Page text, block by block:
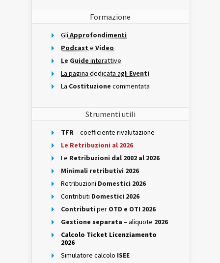
Formazione
Gli Approfondimenti
Podcast e Video
Le Guide interattive
La pagina dedicata agli Eventi
La Costituzione commentata
Strumenti utili
TFR– coefficiente rivalutazione
Le Retribuzioni al 2026
Le Retribuzioni dal 2002 al 2026
Minimali retributivi 2026
Retribuzioni Domestici 2026
Contributi Domestici 2026
Contributi per OTD e OTI 2026
Gestione separata – aliquote 2026
Calcolo Ticket Licenziamento
2026
Simulatore calcolo ISEE